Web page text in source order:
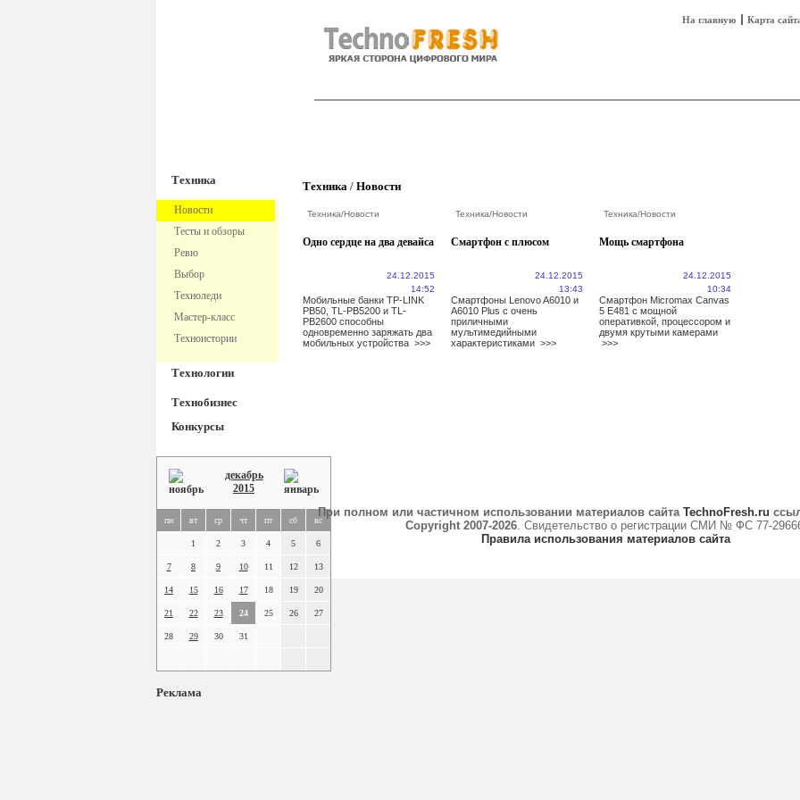
На главную Карта
Техника
Новости
Тесты и обзоры
Ревю
Выбор
Техноледи
Мастер-класс
Техноистории
Технологии
Технобизнес
Конкурсы
декабрь
2015
пн вт ср чт пт сб вс
1 2 3 4 5 6
7 8 9 10 11 12 13
14 15 16 17 18 19 20
21 22 23 24 25 26 27
28 29 30 31
Реклама
Техника / Новости
Техника/Новости
Одно сердце на два девайса
24.12.2015
14:52
Мобильные банки TP-LINK
PB50, TL-PB5200 и TL-
PB2600 способны
одновременно заряжать два
мобильных устройства >>>
Техника/Новости
Смартфон с плюсом
24.12.2015
13:43
Смартфоны Lenovo A6010 и
A6010 Plus с очень
приличными
мультимедийными
характеристиками >>>
Техника/Новости
Мощь смартфона
24.12.2015
10:34
Смартфон Micromax Canvas
5 E481 с мощной
оперативкой, процессором и
двумя крутыми камерами
>>>
При полном или частичном использовании материалов сайта TechnoFresh.ru
Copyright 2007-2026. Свидетельство о регистрации СМИ № ФС 77-
Правила использования материалов сайта